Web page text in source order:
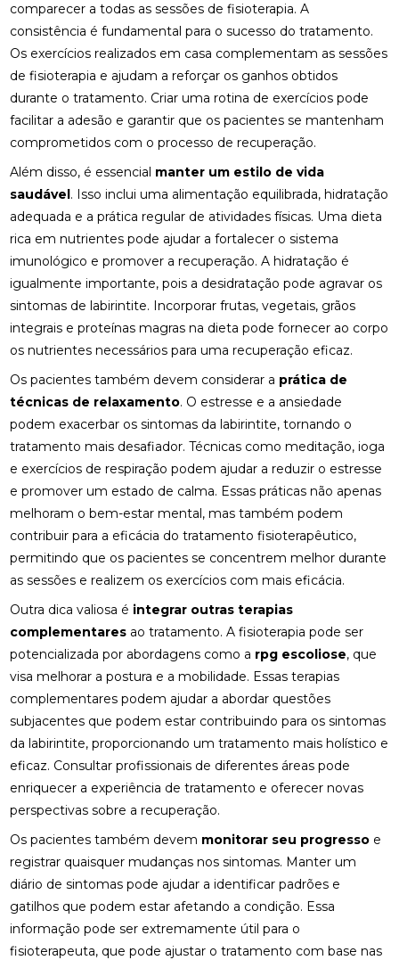
comparecer a todas as sessões de fisioterapia. A
consistência é fundamental para o sucesso do tratamento.
Os exercícios realizados em casa complementam as sessões
de fisioterapia e ajudam a reforçar os ganhos obtidos
durante o tratamento. Criar uma rotina de exercícios pode
facilitar a adesão e garantir que os pacientes se mantenham
comprometidos com o processo de recuperação.
Além disso, é essencial manter um estilo de vida
saudável. Isso inclui uma alimentação equilibrada, hidratação
adequada e a prática regular de atividades físicas. Uma dieta
rica em nutrientes pode ajudar a fortalecer o sistema
imunológico e promover a recuperação. A hidratação é
igualmente importante, pois a desidratação pode agravar os
sintomas de labirintite. Incorporar frutas, vegetais, grãos
integrais e proteínas magras na dieta pode fornecer ao corpo
os nutrientes necessários para uma recuperação eficaz.
Os pacientes também devem considerar a prática de
técnicas de relaxamento. O estresse e a ansiedade
podem exacerbar os sintomas da labirintite, tornando o
tratamento mais desafiador. Técnicas como meditação, ioga
e exercícios de respiração podem ajudar a reduzir o estresse
e promover um estado de calma. Essas práticas não apenas
melhoram o bem-estar mental, mas também podem
contribuir para a eficácia do tratamento fisioterapêutico,
permitindo que os pacientes se concentrem melhor durante
as sessões e realizem os exercícios com mais eficácia.
Outra dica valiosa é integrar outras terapias
complementares ao tratamento. A fisioterapia pode ser
potencializada por abordagens como a rpg escoliose, que
visa melhorar a postura e a mobilidade. Essas terapias
complementares podem ajudar a abordar questões
subjacentes que podem estar contribuindo para os sintomas
da labirintite, proporcionando um tratamento mais holístico e
eficaz. Consultar profissionais de diferentes áreas pode
enriquecer a experiência de tratamento e oferecer novas
perspectivas sobre a recuperação.
Os pacientes também devem monitorar seu progresso e
registrar quaisquer mudanças nos sintomas. Manter um
diário de sintomas pode ajudar a identificar padrões e
gatilhos que podem estar afetando a condição. Essa
informação pode ser extremamente útil para o
fisioterapeuta, que pode ajustar o tratamento com base nas
EFICAZ
FISIOTERAPIA PARA REABILITAÇÃO DO LABIRINTO
FISIOTERAPIA PARA REABILITAÇÃO DO LABIRINTO
FISIOTERAPIA PARA REABILITAÇÃO DO LABIRINTO:
DESCUBRA COMO
FISIOTERAPIA RESPIRATÓRIA DOMICILIAR É A
SOLUÇÃO IDEAL PARA MELHORAR A SAÚDE
PULMONAR EM CASA
SOLUÇÃO IDEAL PARA MELHORAR SAÚDE
PULMONAR EM CASA
FISIOTERAPIA RESPIRATÓRIA DOMICILIAR EFICAZ
FISIOTERAPIA RESPIRATÓRIA DOMICILIAR EFICAZ:
SAIBA TUDO SOBRE O TEMA
MELHORAR A QUALIDADE DE VIDA
FISIOTERAPIA RESPIRATÓRIA DOMICILIAR:
BENEFÍCIOS INCRÍVEIS
FISIOTERAPIA VESTIBULAR PARA LABIRINTITE:
BENEFÍCIOS E TRATAMENTOS
COMO ALIVIAR SINTOMAS E MELHORAR A
QUALIDADE DE VIDA
COMO ALIVIAR SINTOMAS E MELHORAR O
EQUILÍBRIO
FISIOTERAPIA VESTIBULAR PARA LABIRINTITE: O
GUIA COMPLETO
FISIOTERAPIA: BENEFÍCIOS E IMPORTÂNCIA DA
REABILITAÇÃO FÍSICA
FISIOTERAPIA: BENEFÍCIOS E IMPORTÂNCIA PARA A
SUA SAÚDE
FISIOTERAPIA: BENEFÍCIOS E TRATAMENTOS
MELHORES CLÍNICAS DE OSTEOPATIA